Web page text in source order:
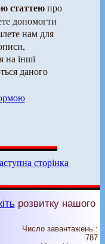
статтеюпро
допомогти
нам для
на інші
даного
сторінка
розвитку нашого
Число завантажень :
787